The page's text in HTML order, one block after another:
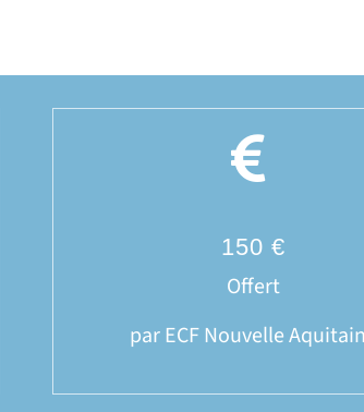
150 €
Offert
par ECF Nouvelle